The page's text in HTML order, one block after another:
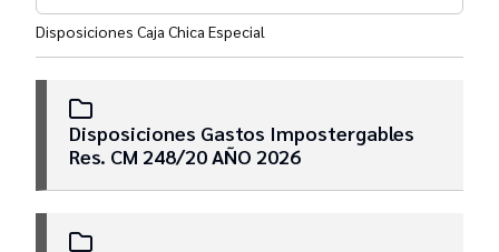
Dirección General de Compras y Contrataciones
Dirección General de Comunicación Estratégica
Secretaría de Apoyo Administrativo
Disposiciones Caja Chica Especial
Disposiciones Gastos Impostergables
Res. CM 248/20 AÑO 2026